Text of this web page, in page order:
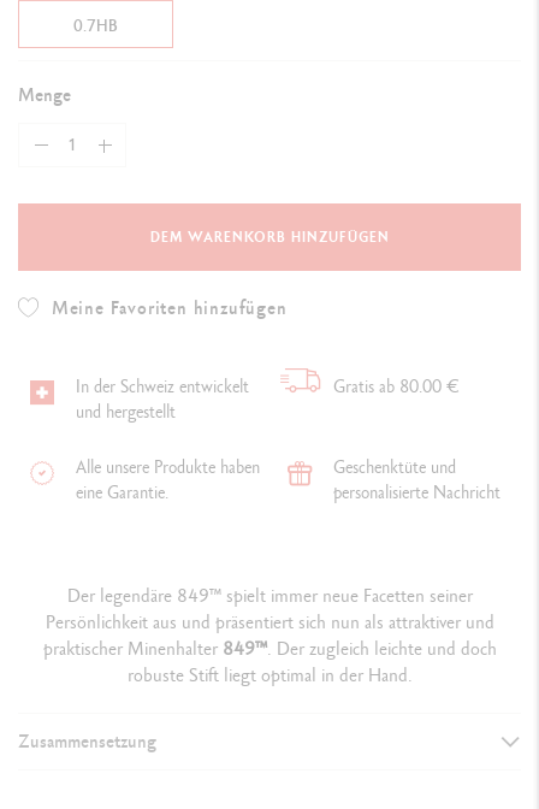
0.7HB
Menge
DEM WARENKORB HINZUFÜGEN
Meine Favoriten hinzufügen
In der Schweiz entwickelt
und hergestellt
Gratis ab 80.00 €
Alle unsere Produkte haben
eine Garantie.
Geschenktüte und
personalisierte Nachricht
Der legendäre 849™ spielt immer neue Facetten seiner
Persönlichkeit aus und präsentiert sich nun als attraktiver und
praktischer Minenhalter 849™. Der zugleich leichte und doch
robuste Stift liegt optimal in der Hand.
Zusammensetzung